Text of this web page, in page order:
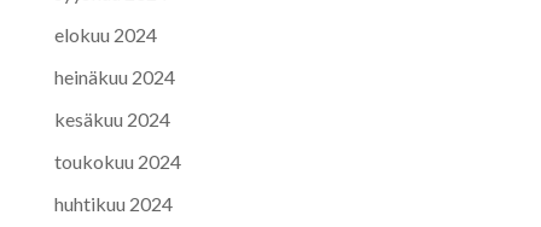
elokuu 2024
heinäkuu 2024
kesäkuu 2024
toukokuu 2024
huhtikuu 2024